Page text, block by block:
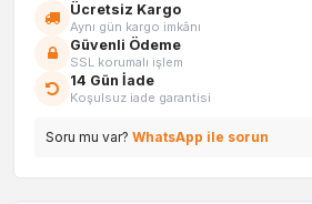
Ücretsiz Kargo
Aynı gün kargo imkânı
Güvenli Ödeme
SSL korumalı işlem
14 Gün İade
Koşulsuz iade garantisi
Soru mu var? WhatsApp ile sorun